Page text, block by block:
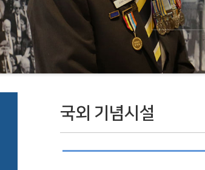
자주하는질문 명예의 전
국외 기념시설